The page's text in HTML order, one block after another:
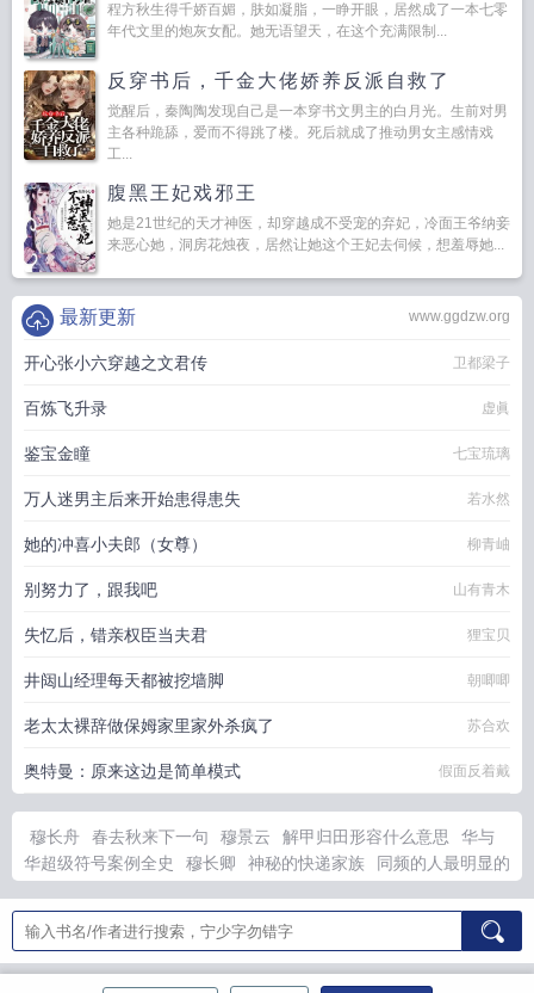
程方秋生得千娇百媚，肤如凝脂，一睁开眼，居然成了一本七零
年代文里的炮灰女配。她无语望天，在这个充满限制...
反穿书后，千金大佬娇养反派自救了
觉醒后，秦陶陶发现自己是一本穿书文男主的白月光。生前对男
主各种跪舔，爱而不得跳了楼。死后就成了推动男女主感情戏
工...
腹黑王妃戏邪王
她是21世纪的天才神医，却穿越成不受宠的弃妃，冷面王爷纳妾
来恶心她，洞房花烛夜，居然让她这个王妃去伺候，想羞辱她...
www.ggdzw.org
最新更新
开心张小六穿越之文君传 卫都梁子
百炼飞升录 虚眞
鉴宝金瞳 七宝琉璃
万人迷男主后来开始患得患失 若水然
她的冲喜小夫郎（女尊） 柳青岫
别努力了，跟我吧 山有青木
失忆后，错亲权臣当夫君 狸宝贝
井闼山经理每天都被挖墙脚 朝唧唧
老太太裸辞做保姆家里家外杀疯了 苏合欢
奥特曼：原来这边是简单模式 假面反着戴
穆长舟 春去秋来下一句 穆景云 解甲归田形容什么意思
华与
华超级符号案例全史
穆长卿 神秘的快递家族
同频的人最明显的
公主误邪魅殿下
冷情殿下漫画免费 神秘的快递家族1一8
双生
战姬
医毒双绝嫡女归来 无面不欢
恶毒女
配是万人迷的
冷情皇子全文阅读 艾拉西亚下小雪 春珪令
听月